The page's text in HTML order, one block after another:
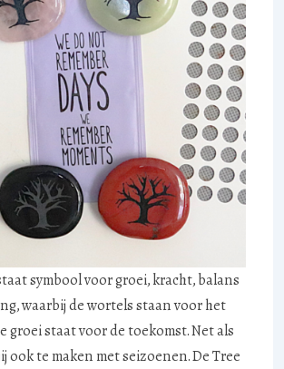
symbool voor groei, kracht, balans
waarbij de wortels staan voor het
groei staat voor de toekomst. Net als
ook te maken met seizoenen. De Tree